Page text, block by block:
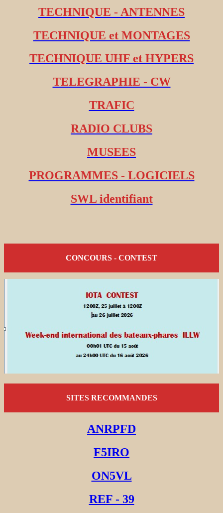
TECHNIQUE - ANTENNES
TECHNIQUE et MONTAGES
TECHNIQUE UHF et HYPERS
TELEGRAPHIE - CW
TRAFIC
RADIO CLUBS
MUSEES
PROGRAMMES - LOGICIELS
SWL identifiant
CONCOURS - CONTEST
SITES RECOMMANDES
ANRPFD
F5IRO
ON5VL
REF - 39